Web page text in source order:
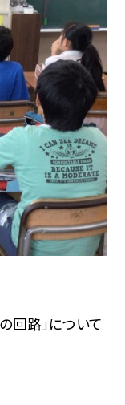
回路」について